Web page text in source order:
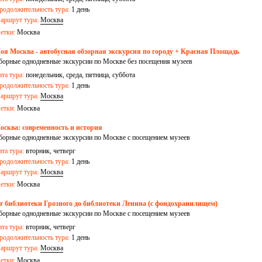
тура: 1 день
тура: Москва
Москва
Москва - автобусная обзорная экскурсия по городу + Красная Площадь
однодневные экскурсии по Москве без посещения музеев
тура: понедельник, среда, пятница, суббота
тура: 1 день
тура: Москва
Москва
современность и история
однодневные экскурсии по Москве с посещением музеев
тура: вторник, четверг
тура: 1 день
тура: Москва
Москва
библиотеки Грозного до библиотеки Ленина (с фондохранилищем)
однодневные экскурсии по Москве с посещением музеев
тура: вторник, четверг
тура: 1 день
тура: Москва
Москва